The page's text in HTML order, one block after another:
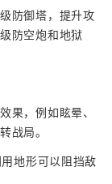
防御塔，提升攻
防空炮和地狱
果，例如眩晕、
战局。
地形可以阻挡敌